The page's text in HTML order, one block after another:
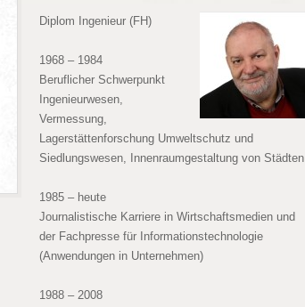
Diplom Ingenieur (FH)
1968 – 1984
Beruflicher Schwerpunkt
Ingenieurwesen,
Vermessung,
Lagerstättenforschung Umweltschutz und
Siedlungswesen, Innenraumgestaltung von Städten
1985 – heute
Journalistische Karriere in Wirtschaftsmedien und
der Fachpresse für Informationstechnologie
(Anwendungen in Unternehmen)
1988 – 2008